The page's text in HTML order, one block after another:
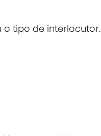
o tipo de interlocutor.